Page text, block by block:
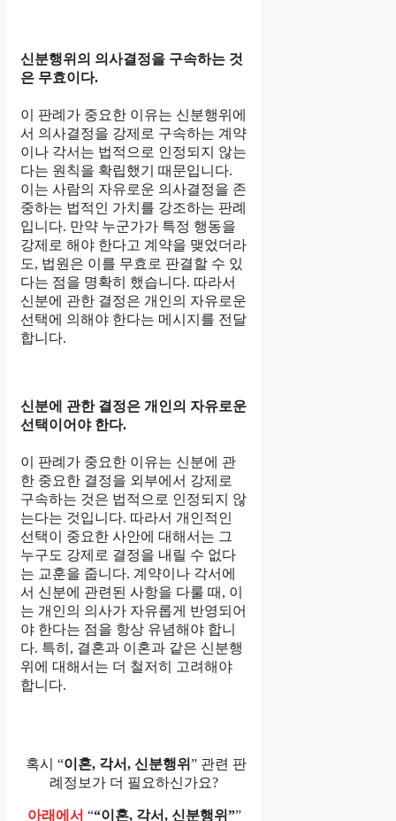
신분행위의 의사결정을 구속하는 것
은 무효이다.
이 판례가 중요한 이유는 신분행위에
서 의사결정을 강제로 구속하는 계약
이나 각서는 법적으로 인정되지 않는
다는 원칙을 확립했기 때문입니다.
이는 사람의 자유로운 의사결정을 존
중하는 법적인 가치를 강조하는 판례
입니다. 만약 누군가가 특정 행동을
강제로 해야 한다고 계약을 맺었더라
도, 법원은 이를 무효로 판결할 수 있
다는 점을 명확히 했습니다. 따라서
신분에 관한 결정은 개인의 자유로운
선택에 의해야 한다는 메시지를 전달
합니다.
신분에 관한 결정은 개인의 자유로운
선택이어야 한다.
이 판례가 중요한 이유는 신분에 관
한 중요한 결정을 외부에서 강제로
구속하는 것은 법적으로 인정되지 않
는다는 것입니다. 따라서 개인적인
선택이 중요한 사안에 대해서는 그
누구도 강제로 결정을 내릴 수 없다
는 교훈을 줍니다. 계약이나 각서에
서 신분에 관련된 사항을 다룰 때, 이
는 개인의 의사가 자유롭게 반영되어
야 한다는 점을 항상 유념해야 합니
다. 특히, 결혼과 이혼과 같은 신분행
위에 대해서는 더 철저히 고려해야
합니다.
혹시 “이혼, 각서, 신분행위 ” 관련 판
례정보가 더 필요하신가요?
아래에서 ““이혼, 각서, 신분행위””